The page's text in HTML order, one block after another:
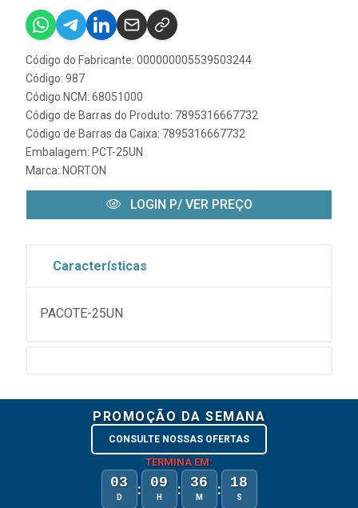
Código do Fabricante: 000000005539503244
Código: 987
Código NCM: 68051000
Código de Barras do Produto: 7895316667732
Código de Barras da Caixa: 7895316667732
Embalagem: PCT-25UN
Marca: NORTON
LOGIN P/ VER PREÇO
Características
PACOTE-25UN
PROMOÇÃO DA SEMANA
CONSULTE NOSSAS OFERTAS
TERMINA EM:
03
D : 09
H : 36
M : 18
S